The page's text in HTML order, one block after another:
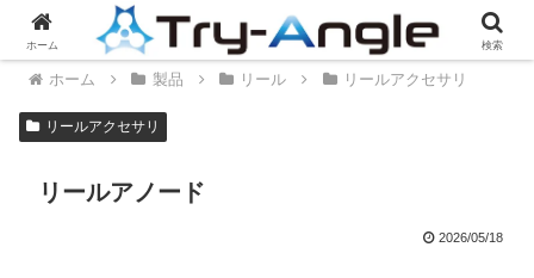
ホーム 製品 リール リールアクセサリ
リールアクセサリ
リールアノード
2026/05/18
ホーム 検索